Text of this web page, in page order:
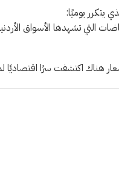
يتكرر يوميًا:
التي تشهدها الأسواق
هناك اكتشفت سرًا اقتصاديًا